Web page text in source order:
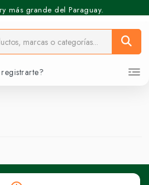
más grande del Paraguay.